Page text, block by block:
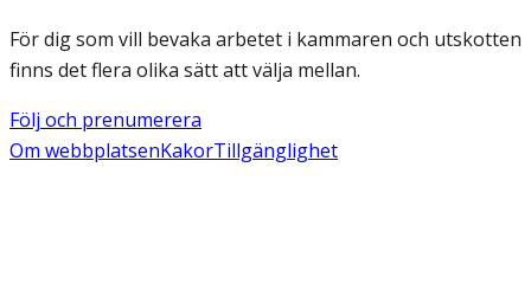
För dig som vill bevaka arbetet i kammaren och utskotten
finns det flera olika sätt att välja mellan.
Följ och prenumerera
Om webbplatsenKakorTillgänglighet